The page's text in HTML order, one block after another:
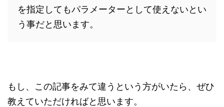
を指定してもパラメーターとして使えないとい
う事だと思います。
もし、この記事をみて違うという方がいたら、ぜひ
教えていただければと思います。